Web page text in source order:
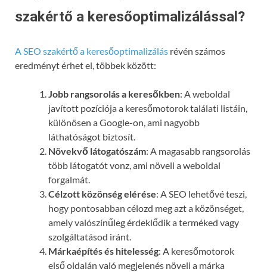
szakértő a keresőoptimalizálással?
A SEO szakértő a keresőoptimalizálás révén számos
eredményt érhet el, többek között:
Jobb rangsorolás a keresőkben: A weboldal
javított pozíciója a keresőmotorok találati listáin,
különösen a Google-on, ami nagyobb
láthatóságot biztosít.
Növekvő látogatószám: A magasabb rangsorolás
több látogatót vonz, ami növeli a weboldal
forgalmát.
Célzott közönség elérése: A SEO lehetővé teszi,
hogy pontosabban célozd meg azt a közönséget,
amely valószínűleg érdeklődik a terméked vagy
szolgáltatásod iránt.
Márkaépítés és hitelesség: A keresőmotorok
első oldalán való megjelenés növeli a márka